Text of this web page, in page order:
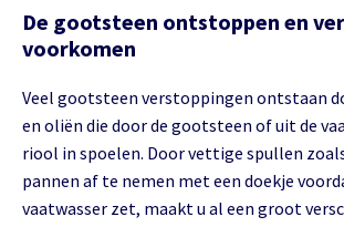
De gootsteen ontstoppen en
voorkomen
Veel gootsteen verstoppingen ontstaan
en oliën die door de gootsteen of uit de
riool in spoelen. Door vettige spullen
pannen af te nemen met een doekje
vaatwasser zet, maakt u al een groot